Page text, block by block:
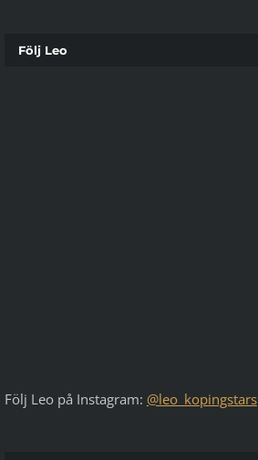
Följ Leo
Följ Leo på Instagram: @leo_kopingstars